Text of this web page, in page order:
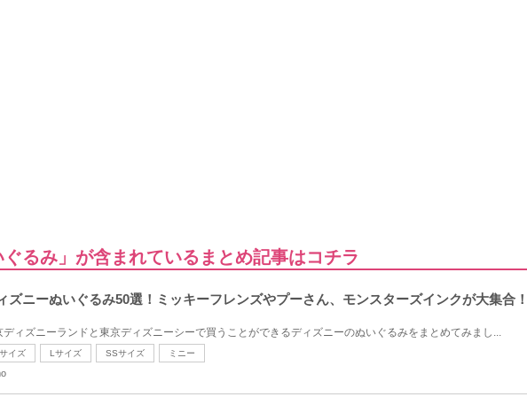
ぐるみ」が含まれているまとめ記事はコチラ
ズニーぬいぐるみ50選！ミッキーフレンズやプーさん、モンスターズインクが大集合！
ディズニーランドと東京ディズニーシーで買うことができるディズニーのぬいぐるみをまとめてみまし...
イズ Lサイズ SSサイズ ミニー